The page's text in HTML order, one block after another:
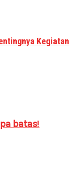
Kegiatan
𝖻𝖺𝗍𝖺𝗌!